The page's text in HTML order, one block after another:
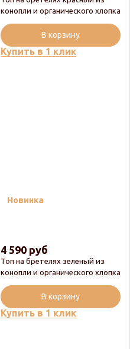
конопли и органического хлопка
Купить в 1 клик
В корзину
Новинка
Топ на бретелях зеленый из
конопли и органического хлопка
4 590 руб
Купить в 1 клик
В корзину